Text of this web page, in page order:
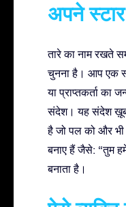
अपने
तारे का नाम रखते
चुनना है। आप एक
या प्राप्तकर्ता का
संदेश। यह संदेश
है जो पल को और
बनाए हैं जैसे: “तुम
बनाता है।